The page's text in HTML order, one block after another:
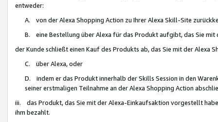
entweder:
A. von der Alexa Shopping Action zu Ihrer Alexa Skill-Site
B. eine Bestellung über Alexa für das Produkt aufgibt, das Sie mit
der Kunde schließt einen Kauf des Produkts ab, das Sie mit der Alexa
C. über Alexa, oder
D. indem er das Produkt innerhalb der Skills Session in den
seiner erstmaligen Teilnahme an der Alexa Shopping Action
iii. das Produkt, das Sie mit der Alexa-Einkaufsaktion vorgestellt
ihm bezahlt.